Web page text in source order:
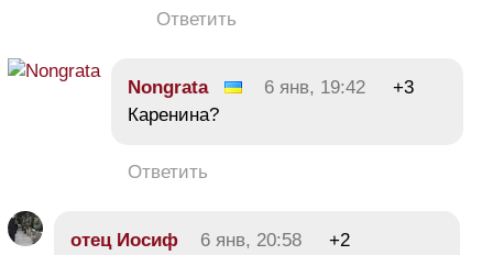
Ответить
Nongrata 6 янв, 19:42
+3
Каренина?
Ответить
отец Иосиф 6 янв, 20:58
+2